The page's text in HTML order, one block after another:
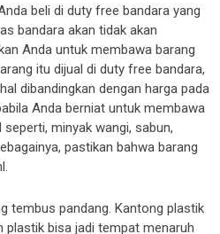
beli di duty free bandara yang
bandara akan tidak akan
Anda untuk membawa barang
itu dijual di duty free bandara,
dibandingkan dengan harga pada
Anda berniat untuk membawa
minyak wangi, sabun,
pastikan bahwa barang
tembus pandang. Kantong plastik
plastik bisa jadi tempat menaruh